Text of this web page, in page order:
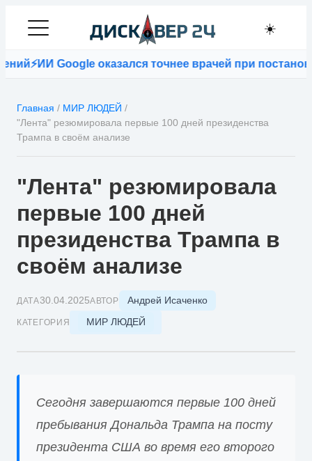
☀️
оказался точнее врачей при постановке
Главная / МИР ЛЮДЕЙ /
"Лента" резюмировала первые 100 дней президенства
Трампа в своём анализе
"Лента" резюмировала
первые 100 дней
президенства Трампа в
своём анализе
ДАТА30.04.2025АВТОР Андрей Исаченко
КАТЕГОРИЯ МИР ЛЮДЕЙ
Сегодня завершаются первые 100 дней
пребывания Дональда Трампа на посту
президента США во время его второго